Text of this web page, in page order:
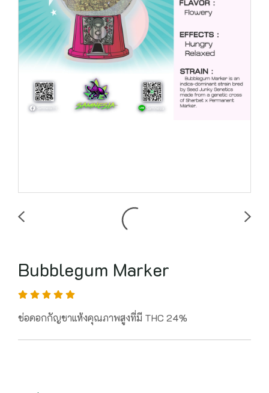
Bubblegum Marker
ช่อดอกกัญชาแห้งคุณภาพสูงที่มี THC 24%